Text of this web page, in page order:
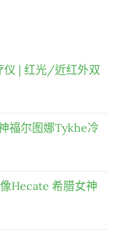
仪 | 红光/近红外双
福尔图娜Tykhe冷
Hecate 希腊女神